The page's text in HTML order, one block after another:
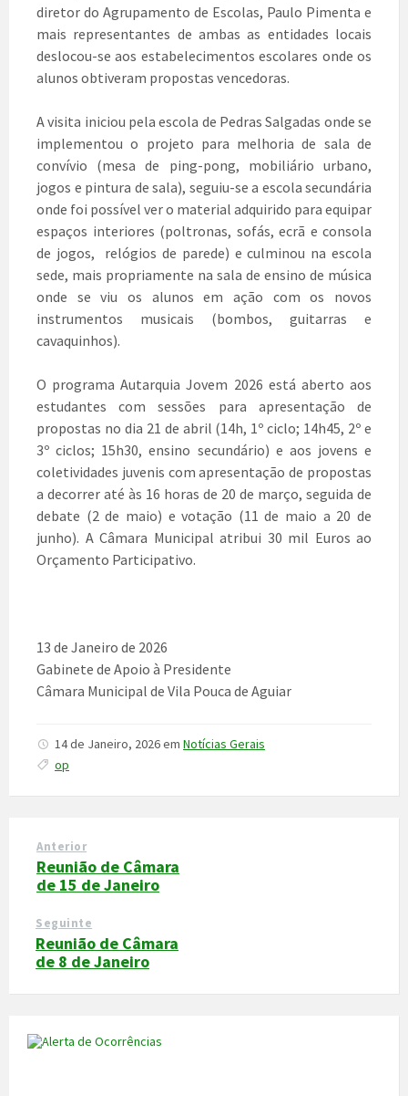
diretor do Agrupamento de Escolas, Paulo Pimenta e
mais representantes de ambas as entidades locais
deslocou-se aos estabelecimentos escolares onde os
alunos obtiveram propostas vencedoras.
A visita iniciou pela escola de Pedras Salgadas onde se
implementou o projeto para melhoria de sala de
convívio (mesa de ping-pong, mobiliário urbano,
jogos e pintura de sala), seguiu-se a escola secundária
onde foi possível ver o material adquirido para equipar
espaços interiores (poltronas, sofás, ecrã e consola
de jogos, relógios de parede) e culminou na escola
sede, mais propriamente na sala de ensino de música
onde se viu os alunos em ação com os novos
instrumentos musicais (bombos, guitarras e
cavaquinhos).
O programa Autarquia Jovem 2026 está aberto aos
estudantes com sessões para apresentação de
propostas no dia 21 de abril (14h, 1º ciclo; 14h45, 2º e
3º ciclos; 15h30, ensino secundário) e aos jovens e
coletividades juvenis com apresentação de propostas
a decorrer até às 16 horas de 20 de março, seguida de
debate (2 de maio) e votação (11 de maio a 20 de
junho). A Câmara Municipal atribui 30 mil Euros ao
Orçamento Participativo.
13 de Janeiro de 2026
Gabinete de Apoio à Presidente
Câmara Municipal de Vila Pouca de Aguiar
14 de Janeiro, 2026em Notícias Gerais
op
Anterior
Reunião de Câmara
de 15 de Janeiro
Seguinte
Reunião de Câmara
de 8 de Janeiro